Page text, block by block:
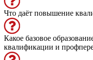
Что даёт повышение
Какое базовое
квалификации и